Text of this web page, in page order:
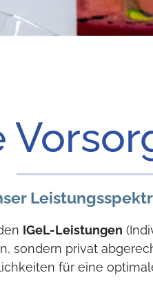
IGeL-Leistungen
sondern privat
für eine